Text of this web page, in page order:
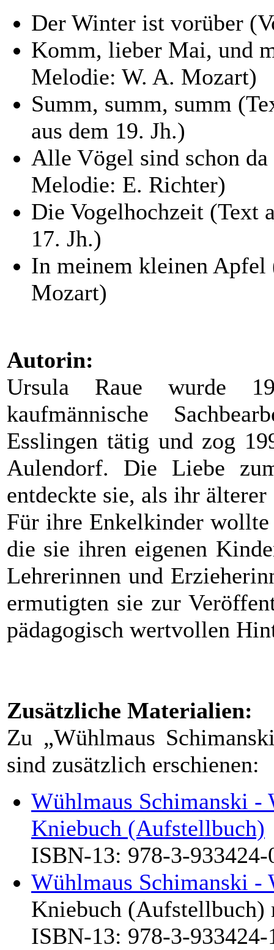
Der Winter ist vorüber
Komm, lieber Mai, und
Melodie: W. A. Mozart)
Summ, summ, summ
aus dem 19. Jh.)
Alle Vögel sind schon
Melodie: E. Richter)
Die Vogelhochzeit (Text
17. Jh.)
In meinem kleinen
Mozart)
Autorin:
Ursula Raue wurde
kaufmännische
Esslingen tätig und zog
Aulendorf. Die Liebe
entdeckte sie, als ihr
Für ihre Enkelkinder wollte
die sie ihren eigenen
Lehrerinnen und
ermutigten sie zur
pädagogisch wertvollen
Zusätzliche Materialien:
Zu „Wühlmaus
sind zusätzlich erschienen:
Wühlmaus Schimanski -
Kniebuch (Aufstellbuch)
ISBN-13: 978-3-933424-
Wühlmaus Schimanski -
Kniebuch
ISBN-13: 978-3-933424-